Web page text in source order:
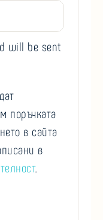
will be sent
поръчката
в сайта
в
.